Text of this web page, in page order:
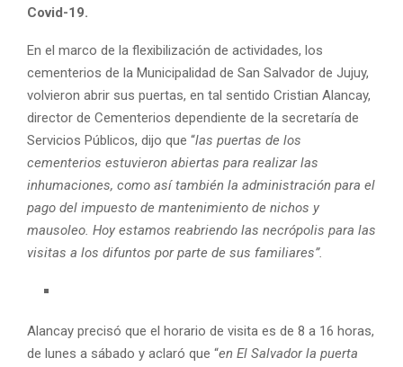
Covid-19.
En el marco de la flexibilización de actividades, los
cementerios de la Municipalidad de San Salvador de Jujuy,
volvieron abrir sus puertas, en tal sentido Cristian Alancay,
director de Cementerios dependiente de la secretaría de
Servicios Públicos, dijo que “las puertas de los
cementerios estuvieron abiertas para realizar las
inhumaciones, como así también la administración para el
pago del impuesto de mantenimiento de nichos y
mausoleo. Hoy estamos reabriendo las necrópolis para las
visitas a los difuntos por parte de sus familiares”.
Alancay precisó que el horario de visita es de 8 a 16 horas,
de lunes a sábado y aclaró que “en El Salvador la puerta